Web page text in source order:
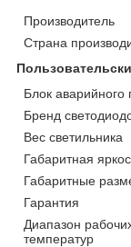
Производитель
Страна
Блок аварийного
Бренд
Вес светильника
Габаритная
Габаритные
Гарантия
Диапазон
температур